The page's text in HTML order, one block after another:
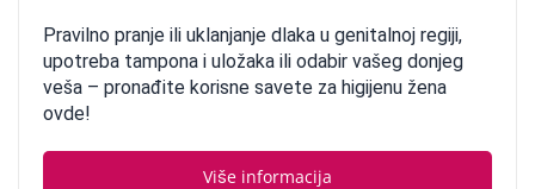
Pravilno pranje ili uklanjanje dlaka u genitalnoj regiji,
upotreba tampona i uložaka ili odabir vašeg donjeg
veša – pronađite korisne savete za higijenu žena
ovde!
Više informacija